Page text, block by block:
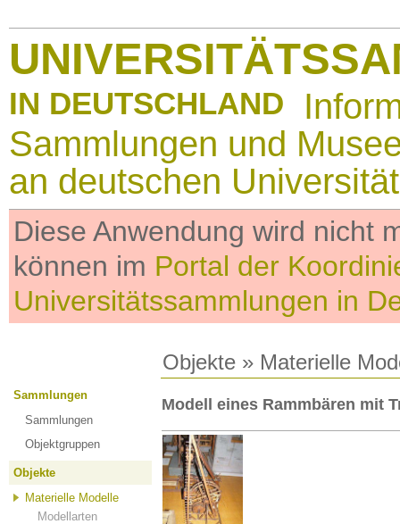
IN DEUTSCHLAND
Sammlungen und
an deutschen
Diese Anwendung wird nicht
können im Portal der
Universitätssammlungen in
Objekte » Materielle
Sammlungen
Sammlungen
Objektgruppen
Objekte
Materielle Modelle
Modellarten
Modell eines Rammbären mit